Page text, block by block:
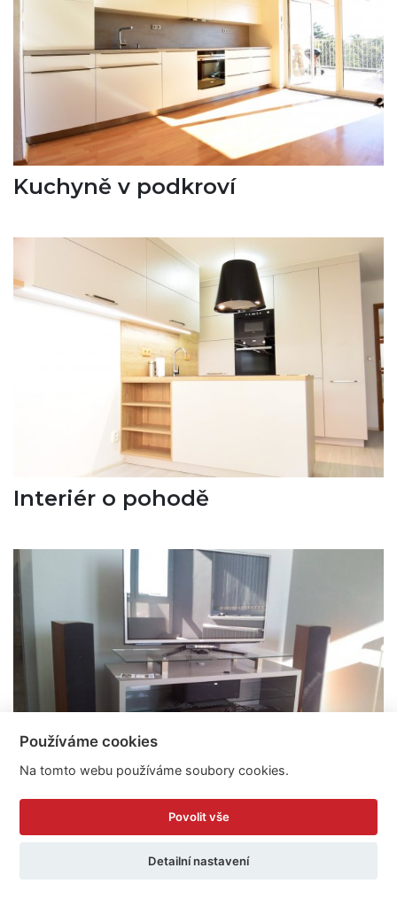
Kuchyně v podkroví
Interiér o pohodě
Proměna kuchyně a obývacího
pokoje
Používáme cookies
Na tomto webu používáme soubory cookies.
Povolit vše
Detailní nastavení